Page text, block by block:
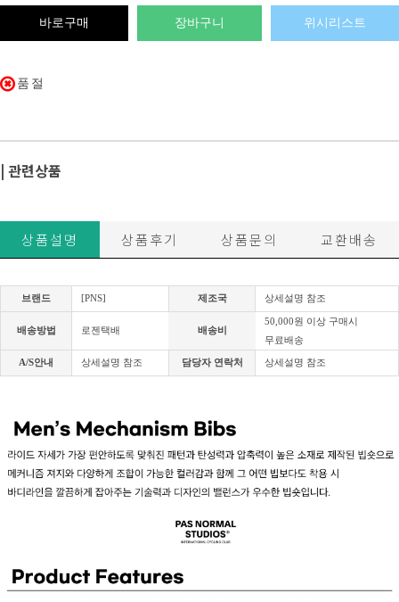
바로구매 장바구니 위시리스트
품절
| 관련상품
상품설명 상품후기 상품문의 교환배송
브랜드 [PNS] 제조국 상세설명 참조
배송방법 로젠택배 배송비
50,000원 이상 구매시
무료배송
A/S안내 상세설명 참조 담당자 연락처 상세설명 참조